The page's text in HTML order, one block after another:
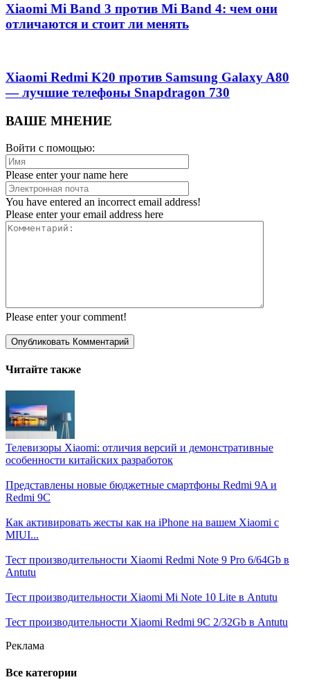
Xiaomi Mi Band 3 против Mi Band 4: чем они
отличаются и стоит ли менять
Xiaomi Redmi K20 против Samsung Galaxy A80
— лучшие телефоны Snapdragon 730
ВАШЕ МНЕНИЕ
Войти с помощью:
Please enter your name here
You have entered an incorrect email address!
Please enter your email address here
Please enter your comment!
Читайте также
Телевизоры Xiaomi: отличия версий и демонстративные
особенности китайских разработок
Представлены новые бюджетные смартфоны Redmi 9A и
Redmi 9C
Как активировать жесты как на iPhone на вашем Xiaomi с
MIUI...
Тест производительности Xiaomi Redmi Note 9 Pro 6/64Gb в
Antutu
Тест производительности Xiaomi Mi Note 10 Lite в Antutu
Тест производительности Xiaomi Redmi 9C 2/32Gb в Antutu
Реклама
Все категории